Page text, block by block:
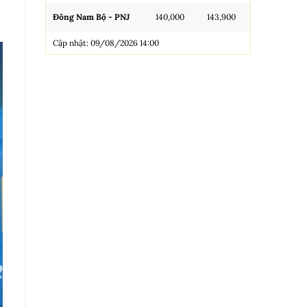
Đông Nam Bộ - PNJ 140,000 143,900
Cập nhật: 09/08/2026 14:00